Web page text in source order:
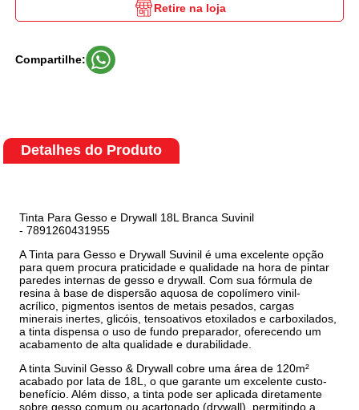
Retire na loja
Compartilhe:
Detalhes do Produto
Tinta Para Gesso e Drywall 18L Branca Suvinil
- 7891260431955
A Tinta para Gesso e Drywall Suvinil é uma excelente opção
para quem procura praticidade e qualidade na hora de pintar
paredes internas de gesso e drywall. Com sua fórmula de
resina à base de dispersão aquosa de copolímero vinil-
acrílico, pigmentos isentos de metais pesados, cargas
minerais inertes, glicóis, tensoativos etoxilados e carboxilados,
a tinta dispensa o uso de fundo preparador, oferecendo um
acabamento de alta qualidade e durabilidade.
A tinta Suvinil Gesso & Drywall cobre uma área de 120m²
acabado por lata de 18L, o que garante um excelente custo-
benefício. Além disso, a tinta pode ser aplicada diretamente
sobre gesso comum ou acartonado (drywall), permitindo a